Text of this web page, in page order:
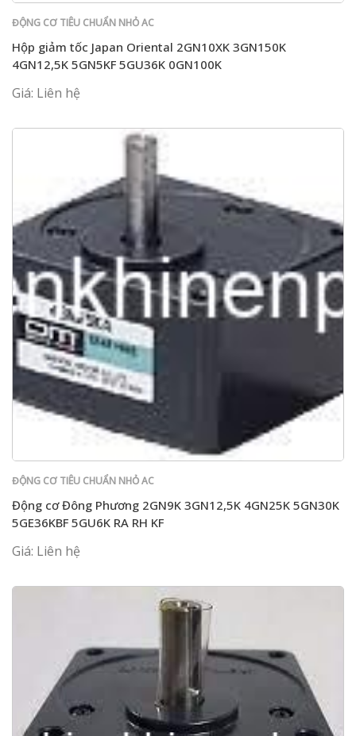
ĐỘNG CƠ TIÊU CHUẨN NHỎ AC
Hộp giảm tốc Japan Oriental 2GN10XK 3GN150K
4GN12,5K 5GN5KF 5GU36K 0GN100K
Giá: Liên hệ
ĐỘNG CƠ TIÊU CHUẨN NHỎ AC
Động cơ Đông Phương 2GN9K 3GN12,5K 4GN25K 5GN30K
5GE36KBF 5GU6K RA RH KF
Giá: Liên hệ